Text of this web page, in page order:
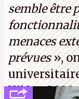
semble être
menaces
prévues»,
WiSec 2022.